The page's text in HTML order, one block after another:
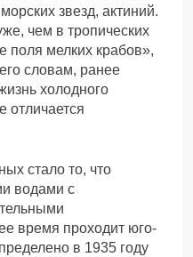
звезд, актиний.
чем в тропических
поля мелких крабов»,
словам, ранее
холодного
отличается
стало то, что
водами с
время проходит юго-
в 1935 году